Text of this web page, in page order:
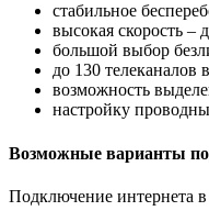
стабильное
высокая скорость –
большой выбор
до 130 телеканалов
возможность
настройку
Возможные варианты
Подключение интернета